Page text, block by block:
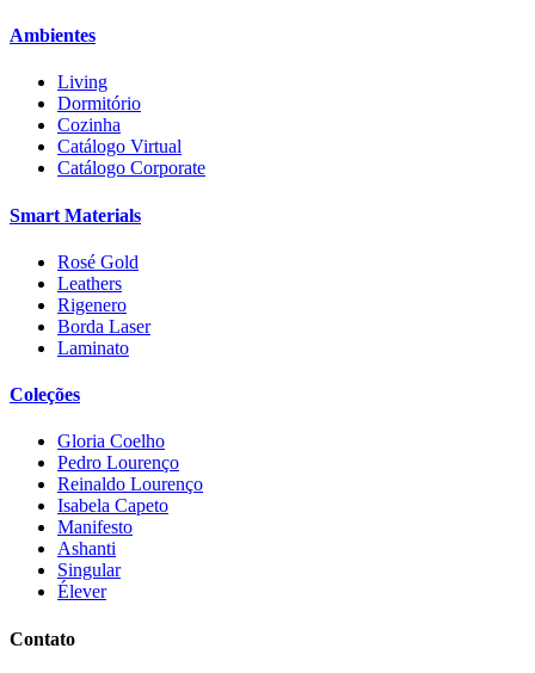
Ambientes
Living
Dormitório
Cozinha
Catálogo Virtual
Catálogo Corporate
Smart Materials
Rosé Gold
Leathers
Rigenero
Borda Laser
Laminato
Coleções
Gloria Coelho
Pedro Lourenço
Reinaldo Lourenço
Isabela Capeto
Manifesto
Ashanti
Singular
Élever
Contato